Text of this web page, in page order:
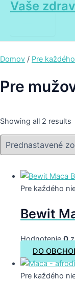
Preskočiť
Vaše
Main
Menu
Domov / Pre
Pre
Showing all 2 results
Pre každého
Bewit
Hodnotenie0z
DO
Pre každého